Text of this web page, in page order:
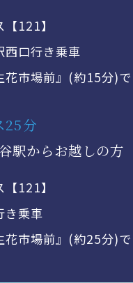
121】
西口行き乗車
花市場前』(約15分)
25分
駅からお越しの方
121】
き乗車
花市場前』(約25分)